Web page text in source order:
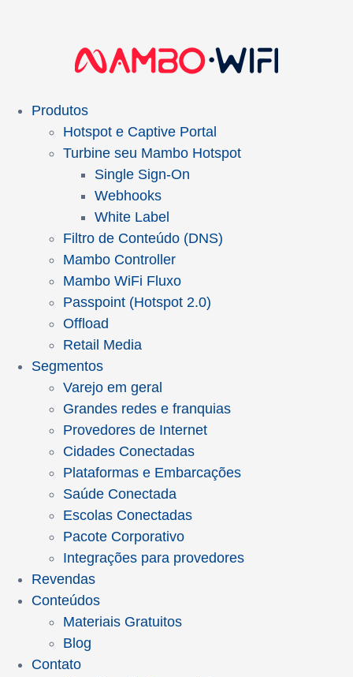
Produtos
Hotspot e Captive Portal
Turbine seu Mambo Hotspot
Single Sign-On
Webhooks
White Label
Filtro de Conteúdo (DNS)
Mambo Controller
Mambo WiFi Fluxo
Passpoint (Hotspot 2.0)
Offload
Retail Media
Segmentos
Varejo em geral
Grandes redes e franquias
Provedores de Internet
Cidades Conectadas
Plataformas e Embarcações
Saúde Conectada
Escolas Conectadas
Pacote Corporativo
Integrações para provedores
Revendas
Conteúdos
Materiais Gratuitos
Blog
Contato